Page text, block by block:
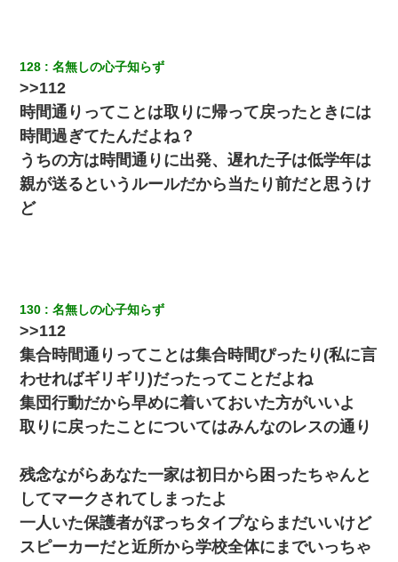
医者「糖尿病で余命1年です」 ワイ「知らんわｗどうせ死ぬなら
食べる量増やすわｗ」→結果ｗｗｗｗｗ
【GJ!】会社から帰宅中、広い駐車場にエンジンかけっ放しの車を
発見。しかも「ヒィ～」みたいな声も聞こえてきたので気になっ
て近寄ったら女の子がおっさんの下敷きになってた
ＤＮＡ検査『血縁関係０％』旦那「やっぱり托卵だったんだ…」
嫁「本当に身に覚えがない」「なにかの間違いだ！取り違え
だ！」→ 嫁「あっ」
３２歳俺「ずっと好きでした！！付き合って下さい！」 ２５歳
彼女「うん！！絶対幸せになろうね！！！！」 → ７年後ｗｗ
ｗｗｗ
私「まとめ買いして冷凍ストックしてる」Ａ「ずるい！クレク
レ！」私「なんでよ」Ａ「ケーチ！バーカ！」→ 後日、Ａ旦那が
凸してきた
スマホを与えられて、中学卒業する頃にはすっかり女叩きに洗脳
された弟が、大学進学のために一人暮らししたいと言い出した。
隣室のお婆ちゃん「下階からの異臭に困ってる、今もすっごく臭
い」私「変だなあ～なにも臭わないよ」→ その後。警察『絶対に
窓とドアを開けないで』
128 名無しの心子知らず
>>112
時間通りってことは取りに帰って戻ったときには
時間過ぎてたんだよね？
うちの方は時間通りに出発、遅れた子は低学年は
親が送るというルールだから当たり前だと思うけ
ど
130 名無しの心子知らず
>>112
集合時間通りってことは集合時間ぴったり(私に言
わせればギリギリ)だったってことだよね
集団行動だから早めに着いておいた方がいいよ
取りに戻ったことについてはみんなのレスの通り
残念ながらあなた一家は初日から困ったちゃんと
してマークされてしまったよ
一人いた保護者がぼっちタイプならまだいいけど
スピーカーだと近所から学校全体にまでいっちゃ